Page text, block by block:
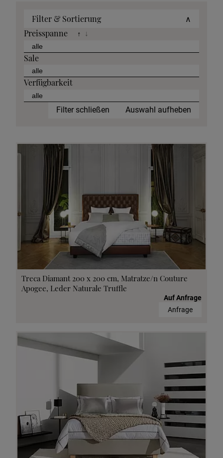
Filter & Sortierung
∧
Preisspanne
↑ ↓
Sale
Verfügbarkeit
Filter schließen Auswahl aufheben
Treca Diamant 200 x 200 cm, Matratze/n Couture
Apogee, Leder Naturale Truffle
Auf Anfrage
Anfrage